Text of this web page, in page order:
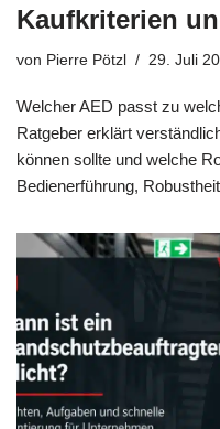
Kaufkriterien
von Pierre Pötzl 29. Juli
Welcher AED passt zu
Ratgeber erklärt
können sollte und welche
Bedienerführung,